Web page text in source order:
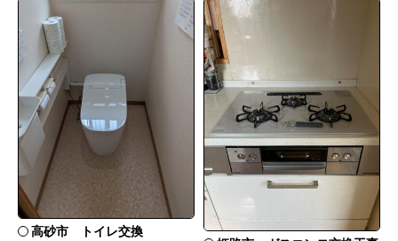
高砂市 トイレ交換